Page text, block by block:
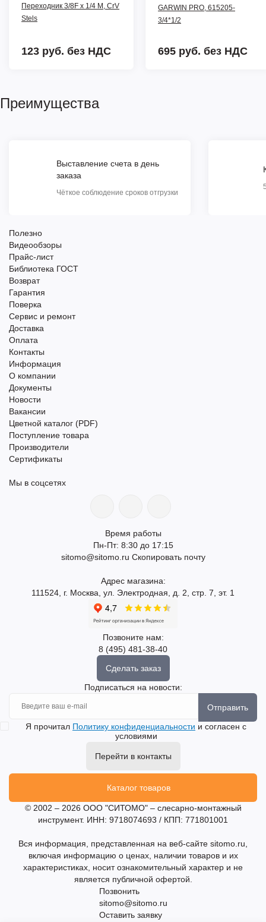
Переходник 3/8F x 1/4 M, CrV
Stels
123 руб. без НДС
GARWIN PRO, 615205-
3/4*1/2
695 руб. без НДС
Преимущества
Выставление счета в день
заказа
Чёткое соблюдение сроков отгрузки
Полезно
Видеообзоры
Прайс-лист
Библиотека ГОСТ
Возврат
Гарантия
Поверка
Сервис и ремонт
Доставка
Оплата
Контакты
Информация
О компании
Документы
Новости
Вакансии
Цветной каталог (PDF)
Поступление товара
Производители
Сертификаты
Мы в соцсетях
Время работы
Пн-Пт: 8:30 до 17:15
sitomo@sitomo.ru Скопировать почту
Адрес магазина:
111524, г. Москва, ул. Электродная, д. 2, стр. 7, эт. 1
Позвоните нам:
8 (495) 481-38-40
Сделать заказ
Подписаться на новости:
Отправить
Я прочитал Политику конфиденциальности и согласен с
условиями
Перейти в контакты
Каталог товаров
© 2002 – 2026 ООО "СИТОМО" – слесарно-монтажный
инструмент. ИНН: 9718074693 / КПП: 771801001
Вся информация, представленная на веб-сайте sitomo.ru,
включая информацию о ценах, наличии товаров и их
характеристиках, носит ознакомительный характер и не
является публичной офертой.
Позвонить
sitomo@sitomo.ru
Оставить заявку